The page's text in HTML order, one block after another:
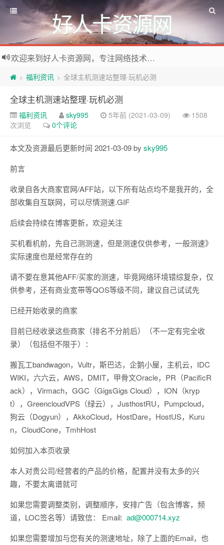
好人卡资源网
欢迎来到好人卡资源网，专注网络技术资源收集，我们不仅是网络资源的搬运工，也生产原创资源。寻找资源请留言或关注公众号:烈日下的男人
> 福利资讯 > 全球主机测速站整理·玩机必测
全球主机测速站整理·玩机必测
福利资讯 sky995 5年前 (2021-03-09)
1508
次浏览
0个评论
本文及资源最后更新时间 2021-03-09 by sky995
前言
收录自各大商家官网/AFF站，以下所有站点均不是我开的，全
部收集自互联网，可以尽情测速.GIF
后续会持续在博客更新，欢迎关注
买机看机前，先自己测测速，但是测速仅供参考，一般测速》
实际速度也是经常存在的
请不要在意其他AFF/买家的测速，毕竟网络环境错综复杂，仅
供参考，还有商业宽带等QOS等级不同，建议自己试试先
已经开始收录的商家
目前已经收录这些商家（排名不分前后）（不一定有完全收
录）（包括但不限于）：
搬瓦工bandwagon，Vultr，斯巴达，企鹅小屋，主机云，IDC
WIKI，六六云，AWS，DMIT，甲骨文Oracle，PR（PacificR
ack），Virmach，GGC（GigsGigs Cloud），ION（kryp
t），GreencloudVPS（绿云），JusthostRU，Pumpcloud，
狗云（Dogyun），AkkoCloud，HostDare，HostUS，Kuru
n，CloudCone，TmhHost
如何加入本页收录
本人对贵公司/经营者的产品的价格，配置并没有太多的兴
趣，不要太离谱就可
如果您需要调整类别，调整顺序，安排广告（包含博客，频
道，LOC签名等）请致信： Email: ad@000714.xyz
如果您需要增加与您有关的测速地址，除了上面的Email，也